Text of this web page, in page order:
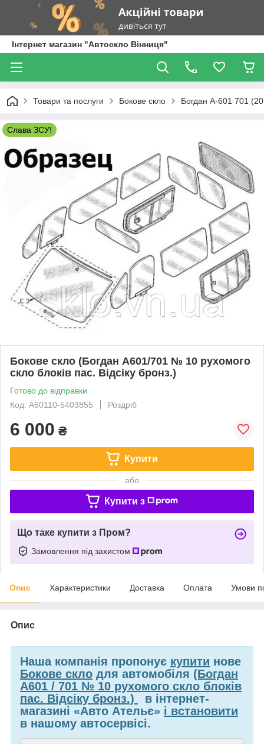
Інтернет магазин "Автоскло Вінниця"
Товари та послуги Бокове скло Богдан А-601 701
Слава ЗСУ!
Бокове скло (Богдан А601/701 № 10 рухомого
скло блоків пас. Відсіку бронз.)
Готово до відправки
Код: А60110-5403855
Роздріб
6 000 ₴
Купити
або
Купити з
Що таке купити з Пром?
Замовлення під захистом
Опис Характеристики Доставка Оплата Умови
Опис
Наша компанія пропонує купити нове
Бокове скло для автомобіля (Богдан
А601 / 701 № 10 рухомого скло блоків
пас. Відсіку бронз.)
в інтернет-
магазині «Авто Ательє» і встановити
в нашому автосервісі.